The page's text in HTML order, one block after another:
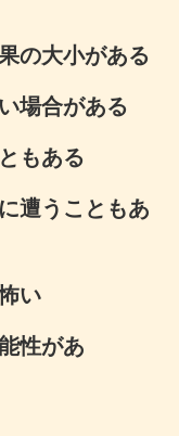
の大小がある
場合がある
もある
遭うこともあ
い
性があ